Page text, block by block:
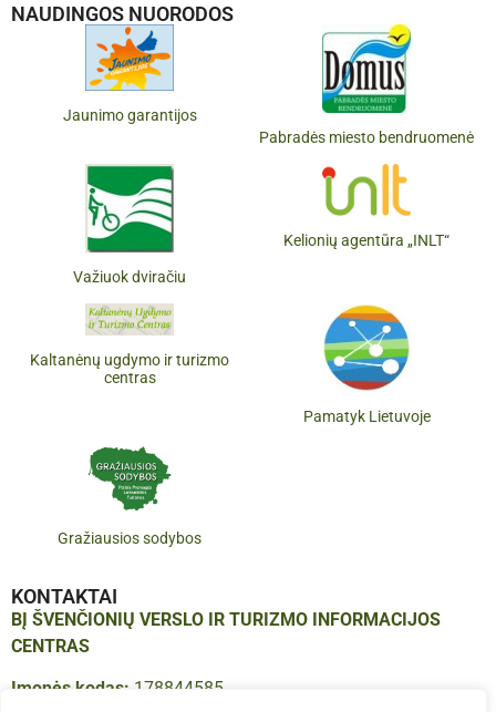
NAUDINGOS NUORODOS
Jaunimo garantijos
Pabradės miesto bendruomenė
Važiuok dviračiu
Kelionių agentūra „INLT“
Kaltanėnų ugdymo ir turizmo
centras
Pamatyk Lietuvoje
Gražiausios sodybos
KONTAKTAI
BĮ ŠVENČIONIŲ VERSLO IR TURIZMO INFORMACIJOS
CENTRAS
Įmonės kodas: 178844585